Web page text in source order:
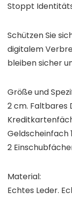
Stoppt
Schützen Sie
digitalem
bleiben sicher
Größe und
2 cm. Faltbares
Geldscheinfach
2
Material:
Echtes Leder.